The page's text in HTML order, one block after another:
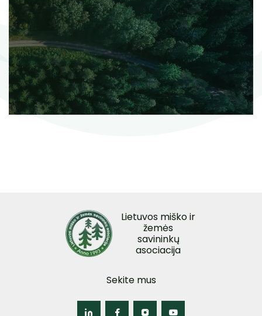
Lietuvos miško ir
žemės
savininkų
asociacija
Sekite mus